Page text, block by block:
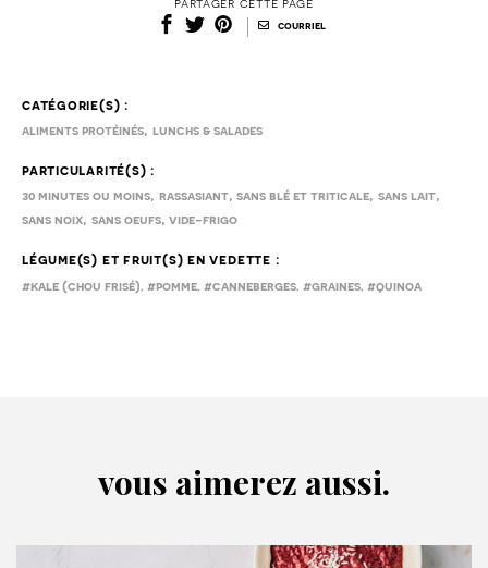
partager cette page
courriel
catégorie(s) :
aliments protéinés lunchs & salades
particularité(s) :
30 minutes ou moins rassasiant,sans blé et triticale sans lait,
sans noix sans oeufs,vide-frigo
légume(s) et fruit(s) en vedette :
#kale (chou frisé), #pomme, #canneberges, #graines, #quinoa
vous aimerez aussi.